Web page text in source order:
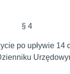
§ 4
po upływie 14